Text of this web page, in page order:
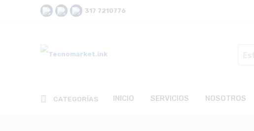
317 7210776
aquí
CATEGORÍAS INICIO SERVICIOS NOSOTROS